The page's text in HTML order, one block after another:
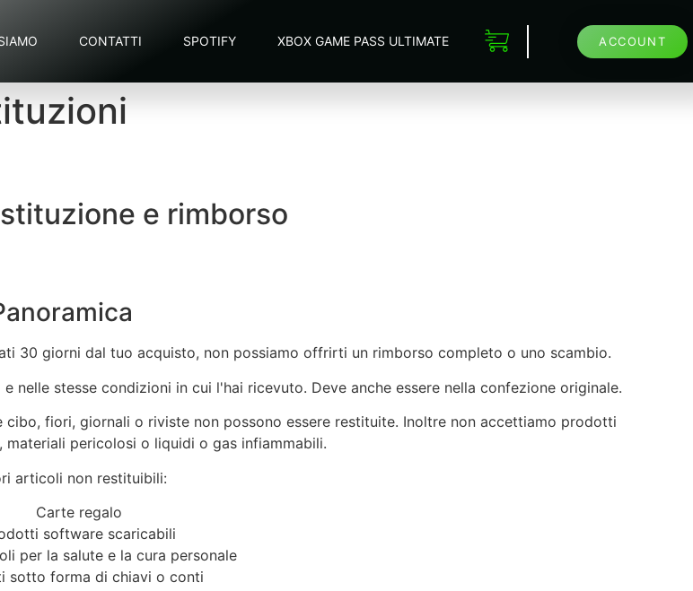
CONTATTI SPOTIFY XBOX GAME PASS ULTIMATE ACCOUNT
e rimborso
30 giorni dal tuo acquisto, non possiamo offrirti un rimborso completo o uno scambio.
stesse condizioni in cui l'hai ricevuto. Deve anche essere nella confezione originale.
fiori, giornali o riviste non possono essere restituite. Inoltre non accettiamo prodotti
materiali pericolosi o liquidi o gas infiammabili.
articoli non restituibili:
Carte regalo
software scaricabili
per la salute e la cura personale
sotto forma di chiavi o conti